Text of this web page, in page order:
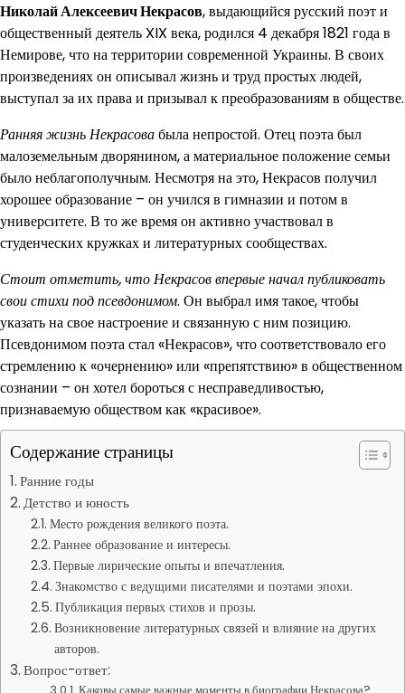
Николай Алексеевич Некрасов, выдающийся русский поэт и
общественный деятель XIX века, родился 4 декабря 1821 года в
Немирове, что на территории современной Украины. В своих
произведениях он описывал жизнь и труд простых людей,
выступал за их права и призывал к преобразованиям в обществе.
Ранняя жизнь Некрасовабыла непростой. Отец поэта был
малоземельным дворянином, а материальное положение семьи
было неблагополучным. Несмотря на это, Некрасов получил
хорошее образование – он учился в гимназии и потом в
университете. В то же время он активно участвовал в
студенческих кружках и литературных сообществах.
Стоит отметить, что Некрасов впервые начал публиковать
свои стихи под псевдонимом. Он выбрал имя такое, чтобы
указать на свое настроение и связанную с ним позицию.
Псевдонимом поэта стал «Некрасов», что соответствовало его
стремлению к «очернению» или «препятствию» в общественном
сознании – он хотел бороться с несправедливостью,
признаваемую обществом как «красивое».
Содержание страницы
Ранние годы
Детство и юность
Место рождения великого поэта.
Раннее образование и интересы.
Первые лирические опыты и впечатления.
Знакомство с ведущими писателями и поэтами эпохи.
Публикация первых стихов и прозы.
Возникновение литературных связей и влияние на других
авторов.
Вопрос-ответ: